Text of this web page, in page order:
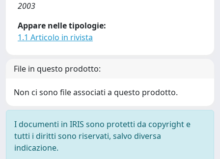
2003
Appare nelle tipologie:
1.1 Articolo in rivista
File in questo prodotto:
Non ci sono file associati a questo prodotto.
I documenti in IRIS sono protetti da copyright e
tutti i diritti sono riservati, salvo diversa
indicazione.